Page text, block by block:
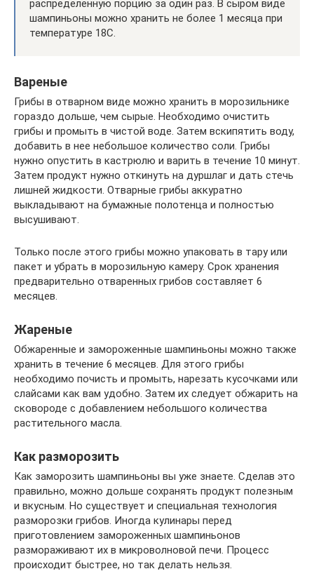
распределенную порцию за один раз. В сыром виде
шампиньоны можно хранить не более 1 месяца при
температуре 18C.
Вареные
Грибы в отварном виде можно хранить в морозильнике
гораздо дольше, чем сырые. Необходимо очистить
грибы и промыть в чистой воде. Затем вскипятить воду,
добавить в нее небольшое количество соли. Грибы
нужно опустить в кастрюлю и варить в течение 10 минут.
Затем продукт нужно откинуть на дуршлаг и дать стечь
лишней жидкости. Отварные грибы аккуратно
выкладывают на бумажные полотенца и полностью
высушивают.
Только после этого грибы можно упаковать в тару или
пакет и убрать в морозильную камеру. Срок хранения
предварительно отваренных грибов составляет 6
месяцев.
Жареные
Обжаренные и замороженные шампиньоны можно также
хранить в течение 6 месяцев. Для этого грибы
необходимо почисть и промыть, нарезать кусочками или
слайсами как вам удобно. Затем их следует обжарить на
сковороде с добавлением небольшого количества
растительного масла.
Как разморозить
Как заморозить шампиньоны вы уже знаете. Сделав это
правильно, можно дольше сохранять продукт полезным
и вкусным. Но существует и специальная технология
разморозки грибов. Иногда кулинары перед
приготовлением замороженных шампиньонов
размораживают их в микроволновой печи. Процесс
происходит быстрее, но так делать нельзя.